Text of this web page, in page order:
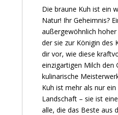
Die braune Kuh ist ein
Natur! Ihr Geheimnis?
außergewöhnlich hoher
der sie zur Königin des
dir vor, wie diese
einzigartigen Milch den
kulinarische
Kuh ist mehr als nur
Landschaft – sie ist
alle, die das Beste aus